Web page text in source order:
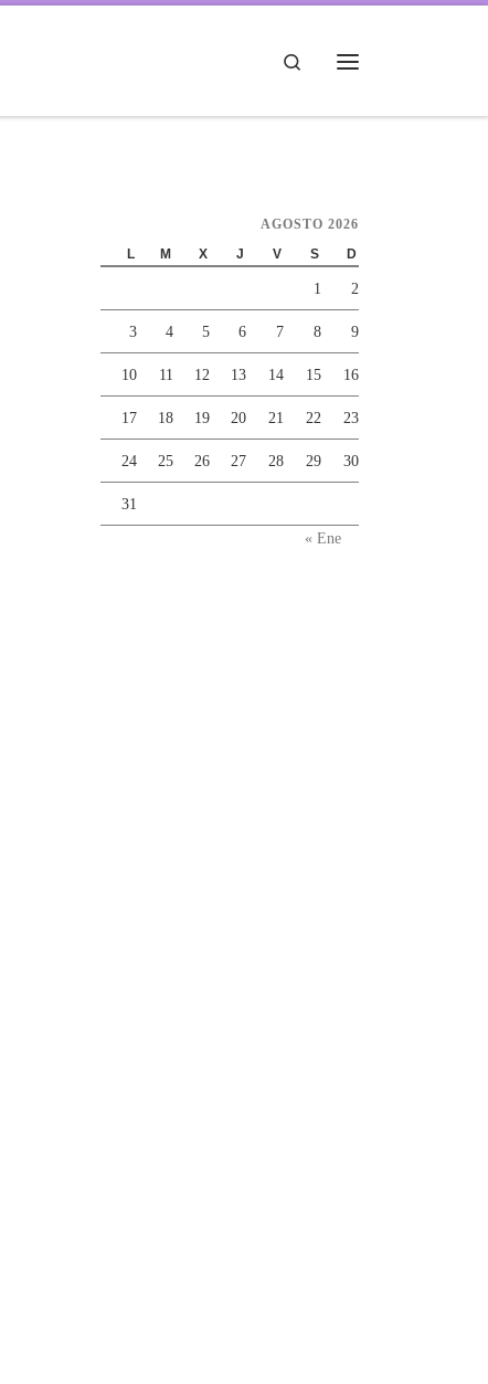
Search
AGOSTO 2026
L
M X J V S D
1 2
3 4 5 6 7 8 9
10 11 12 13 14 15 16
17 18 19 20 21 22 23
24 25 26 27 28 29 30
31
« Ene